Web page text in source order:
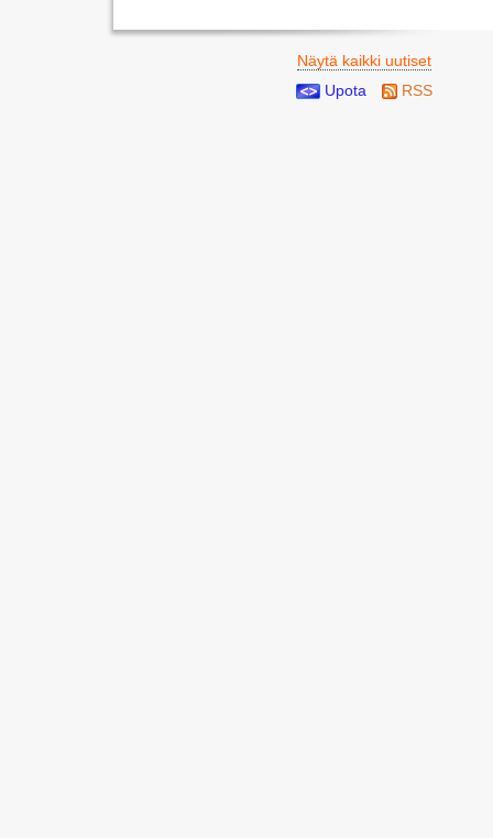
Näytä kaikki uutiset
Upota
RSS